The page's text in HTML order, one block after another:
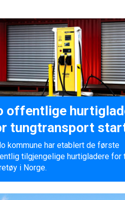
offentlige
tungtransport
kommune har etablert de første
tilgjengelige hurtigladere for
i Norge.